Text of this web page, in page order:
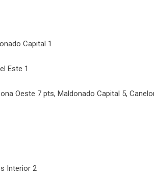
Capital 1
Este 1
Oeste 7 pts, Maldonado Capital 5,
Interior 2